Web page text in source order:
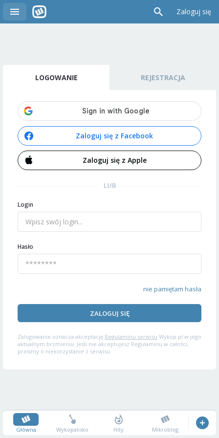
Zaloguj się
LOGOWANIE REJESTRACJA
Zaloguj się z Facebook
Zaloguj się z Apple
LUB
Login
Hasło
nie pamiętam hasła
ZALOGUJ SIĘ
Zalogowanie oznacza akceptację Regulaminu serwisu Wykop.pl w jego
aktualnym brzmieniu. Jeśli nie akceptujesz Regulaminu w całości,
prosimy o niekorzystanie z serwisu.
Główna Wykopalisko Hity Mikroblog